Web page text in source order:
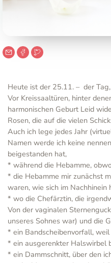
Heute ist der 25.11. – der
Vor Kreissaaltüren, hinter
harmonischen Geburt Leid
Rosen, die auf die vielen
Auch ich lege jedes Jahr
Namen werde ich keine
beigestanden hat,
* während die Hebamme,
* die Hebamme mir zunächst
waren, wie sich im
* wo die Chefärztin, die
Von der vaginalen
unseres Sohnes war) und die
* ein Bandscheibenvorfall,
* ein ausgerenkter Halswirbel
* ein Dammschnitt, über den